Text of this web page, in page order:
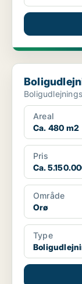
Areal
Ca. 480 m2
Pris
Ca.
Område
Orø
Type